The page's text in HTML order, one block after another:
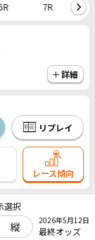
7R
詳細
リプレイ
レース傾向
選択
縦 2026年5月12日
最終オッズ